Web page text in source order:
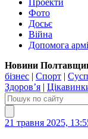
Проекти
Фото
Досьє
Війна
Допомога
Новини
бізнес | Спорт |
Здоров’я |
21 травня 2025,